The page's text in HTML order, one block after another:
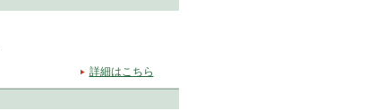
詳細はこちら